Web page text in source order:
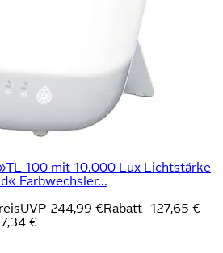
100 mit 10.000 Lux Lichtstärke
Farbwechsler...
UVP 244,99 €Rabatt- 127,65 €
€